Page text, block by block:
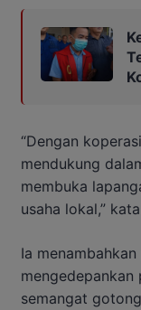
“Dengan
mendukung
membuka
usaha lokal,”
Ia
semangat